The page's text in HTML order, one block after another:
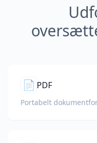
📄 PDF
Portabelt